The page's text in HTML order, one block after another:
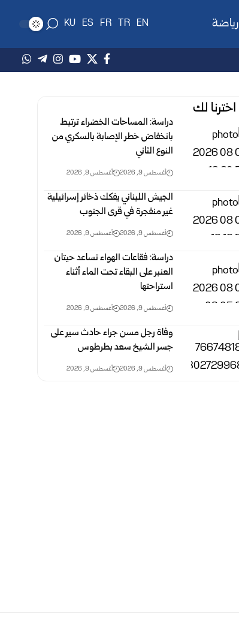
رياضة EN
TR
FR
ES
KU
اخترنا لك
دراسة: المساحات الخضراء ترتبط
بانخفاض خطر الإصابة بالسكري من
النوع الثاني
أغسطس 9, 2026 أغسطس 9, 2026
الجيش اللبناني يفكك ذخائر إسرائيلية
غير منفجرة في قرى الجنوب
أغسطس 9, 2026 أغسطس 9, 2026
دراسة: فقاعات الهواء تساعد حيتان
العنبر على البقاء تحت الماء أثناء
استراحتها
أغسطس 9, 2026 أغسطس 9, 2026
وفاة رجل مسن جراء حادث سير على
جسر الشيخ سعد بطرطوس
أغسطس 9, 2026 أغسطس 9, 2026